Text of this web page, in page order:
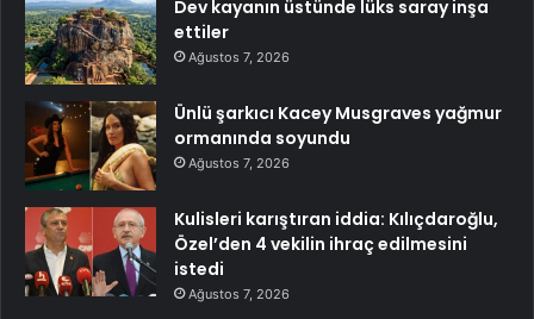
Dev kayanın üstünde lüks saray inşa
ettiler
Ağustos 7, 2026
Ünlü şarkıcı Kacey Musgraves yağmur
ormanında soyundu
Ağustos 7, 2026
Kulisleri karıştıran iddia: Kılıçdaroğlu,
Özel’den 4 vekilin ihraç edilmesini
istedi
Ağustos 7, 2026